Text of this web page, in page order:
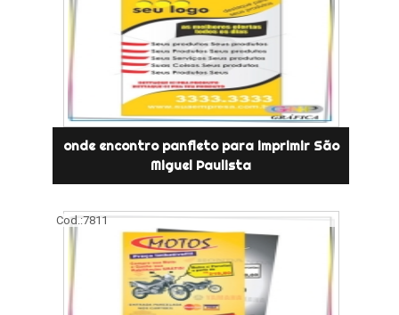
onde encontro panfleto para imprimir São
Miguel Paulista
Cod.:7811